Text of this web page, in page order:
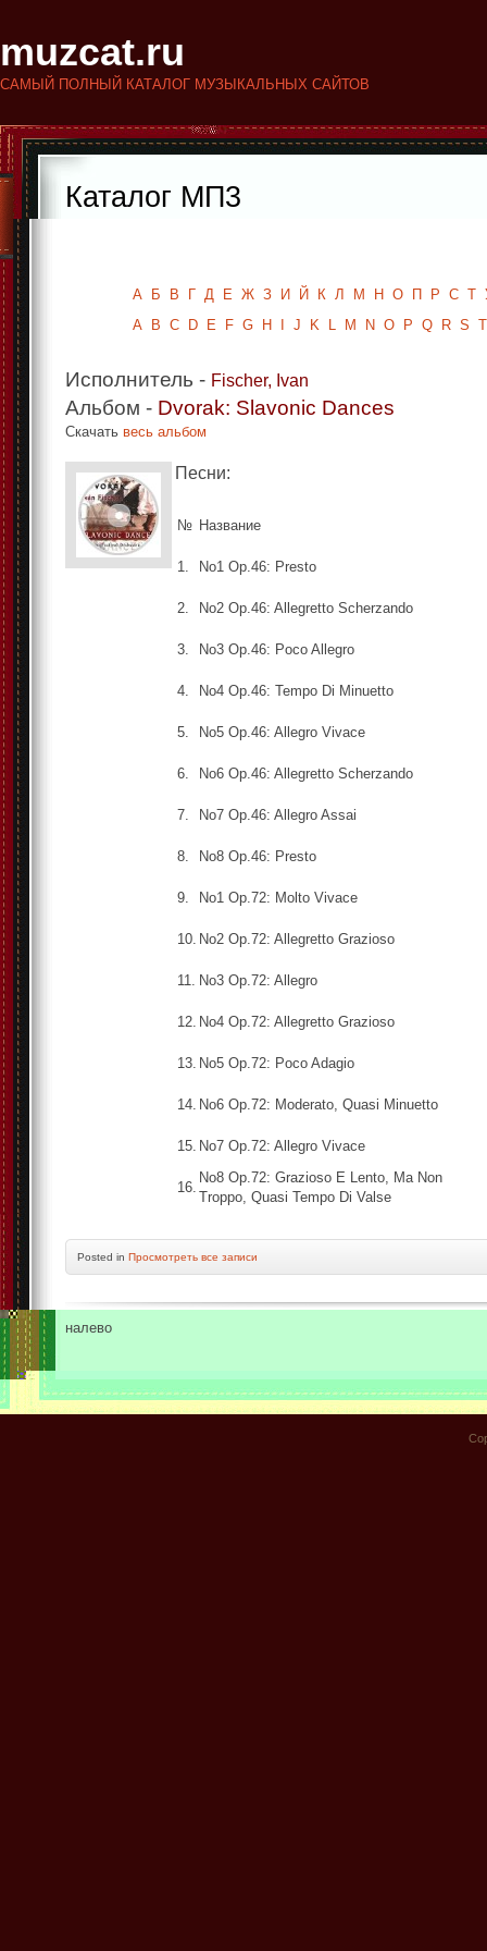
muzcat.ru
САМЫЙ ПОЛНЫЙ КАТАЛОГ МУЗЫКАЛЬНЫХ САЙТОВ
Каталог МП3
А Б В Г Д Е Ж З И Й К Л М Н О П Р С Т
A
B C D E F G H J K L M N O P Q R S T
Исполнитель - Fischer, Ivan
Альбом - Dvorak: Slavonic Dances
Скачать весь альбом
Песни:
№ Название
1. No1 Op.46: Presto
2. No2 Op.46: Allegretto Scherzando
3. No3 Op.46: Poco Allegro
4. No4 Op.46: Tempo Di Minuetto
5. No5 Op.46: Allegro Vivace
6. No6 Op.46: Allegretto Scherzando
7. No7 Op.46: Allegro Assai
8. No8 Op.46: Presto
9. No1 Op.72: Molto Vivace
10. No2 Op.72: Allegretto Grazioso
11. No3 Op.72: Allegro
12. No4 Op.72: Allegretto Grazioso
13. No5 Op.72: Poco Adagio
14. No6 Op.72: Moderato, Quasi Minuetto
15. No7 Op.72: Allegro Vivace
16.
No8 Op.72: Grazioso E Lento, Ma Non
Troppo, Quasi Tempo Di Valse
Posted in Просмотреть все записи
налево